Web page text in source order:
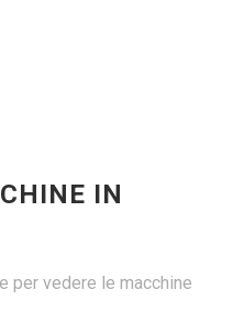
IN
per vedere le macchine